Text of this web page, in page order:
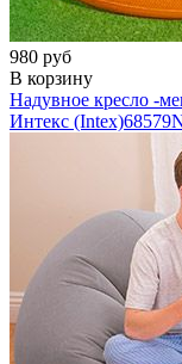
980 руб
В корзину
Надувное кресло -
Интекс (Intex)